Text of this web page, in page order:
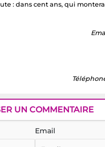
: dans cent ans, qui
UN COMMENTAIRE
Email